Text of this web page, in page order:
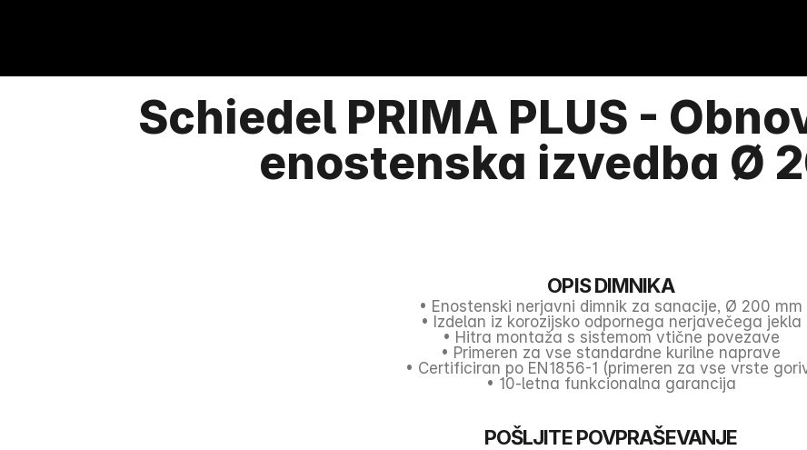
Schiedel PRIMA PLUS -
enostenska izvedba Ø
OPIS DIMNIKA
• Enostenski nerjavni dimnik za sanacije, Ø 200 mm
• Izdelan iz korozijsko odpornega nerjavečega jekla
• Hitra montaža s sistemom vtične povezave
• Primeren za vse standardne kurilne naprave
• Certificiran po EN1856-1 (primeren za vse vrste
• 10-letna funkcionalna garancija
POŠLJITE POVPRAŠEVANJE